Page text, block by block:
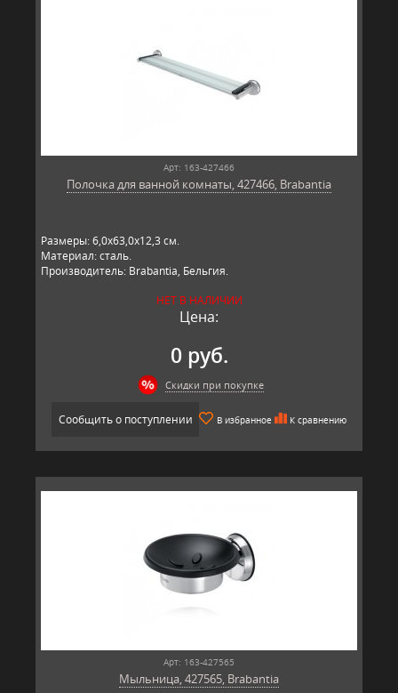
Арт: 163-427466
Полочка для ванной комнаты, 427466, Brabantia
Размеры: 6,0х63,0х12,3 см.
Материал: сталь.
Производитель: Brabantia, Бельгия.
НЕТ В НАЛИЧИИ
Цена:
0 руб.
Скидки при покупке
Сообщить о поступлении В избранное К сравнению
Арт: 163-427565
Мыльница, 427565, Brabantia